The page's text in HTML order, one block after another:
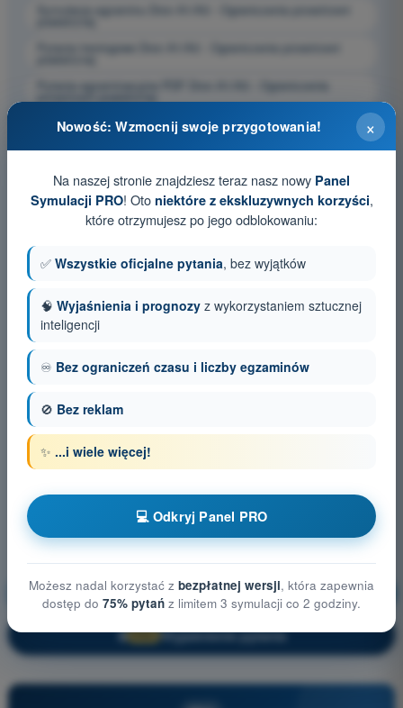
Symulacja egzaminu Dron A1/A3 - Ograniczenia przestrzeni
Pytania treningowe Dron A1/A3 - Ograniczenia przestrzeni
Pytania egzaminacyjne PDF Dron A1/A3 - Ograniczenia
Ograniczenia przestrzeni powietrznej Trening!
🔒 PRO Wyjaśnienie pytania
×
Nowość: Wzmocnij swoje przygotowania!
Na naszej stronie znajdziesz teraz nasz nowy Panel
Symulacji PRO! Oto niektóre z ekskluzywnych korzyści,
które otrzymujesz po jego odblokowaniu:
✅ Wszystkie oficjalne pytania, bez wyjątków
🧠 Wyjaśnienia i prognozy z wykorzystaniem sztucznej
inteligencji
♾️ Bez ograniczeń czasu i liczby egzaminów
🚫 Bez reklam
✨ ...i wiele więcej!
💻 Odkryj Panel PRO
Możesz nadal korzystać z bezpłatnej wersji, która zapewnia
dostęp do 75% pytań z limitem 3 symulacji co 2 godziny.